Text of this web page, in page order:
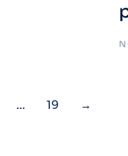
… 19 →